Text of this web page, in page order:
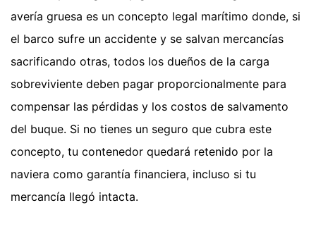
avería gruesa es un concepto legal marítimo donde, si
el barco sufre un accidente y se salvan mercancías
sacrificando otras, todos los dueños de la carga
sobreviviente deben pagar proporcionalmente para
compensar las pérdidas y los costos de salvamento
del buque. Si no tienes un seguro que cubra este
concepto, tu contenedor quedará retenido por la
naviera como garantía financiera, incluso si tu
mercancía llegó intacta.